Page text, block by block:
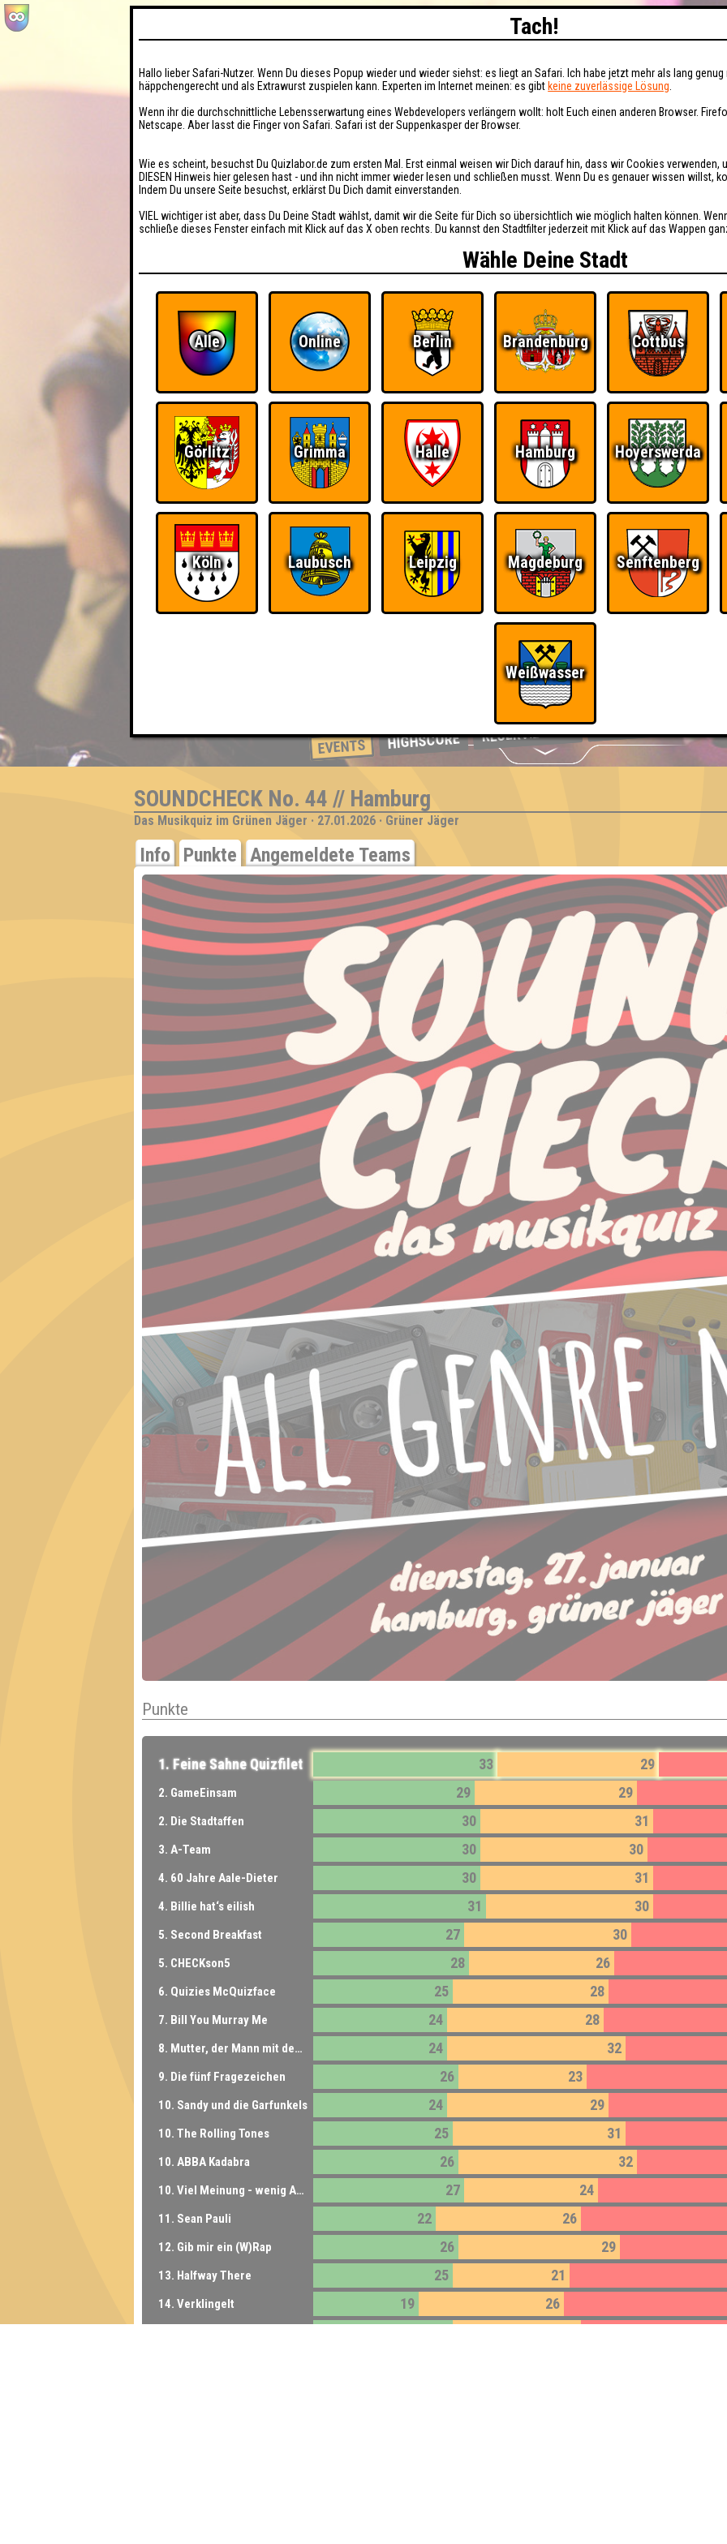
EVENTS HIGHSCORE RESERVIERUNG BUCHEN
SOUNDCHECK No. 44 // Hamburg
Das Musikquiz im Grünen Jäger · 27.01.2026 · Grüner Jäger
Info Punkte Angemeldete Teams
Punkte
1. Feine Sahne Quizfilet 33 29
2. GameEinsam 29 29
2. Die Stadtaffen 30 31
3. A-Team 30 30
4. 60 Jahre Aale-Dieter 30 31
4. Billie hat‘s eilish 31 30
5. Second Breakfast 27 30
5. CHECKson5 28 26
6. Quizies McQuizface 25 28
7. Bill You Murray Me 24 28
8. Mutter, der Mann mit dem Quiz ist da 24 32
9. Die fünf Fragezeichen 26 23
10. Sandy und die Garfunkels 24 29
10. The Rolling Tones 25 31
10. ABBA Kadabra 26 32
10. Viel Meinung - wenig Ahnung 27 24
11. Sean Pauli 22 26
12. Gib mir ein (W)Rap 26 29
13. Halfway There 25 21
14. Verklingelt 19 26
Tach!
Hallo lieber Safari-Nutzer. Wenn Du dieses Popup wieder und wieder siehst: es liegt an Safari. Ich habe jetzt mehr als lang
häppchengerecht und als Extrawurst zuspielen kann. Experten im Internet meinen: es gibt keine zuverlässige Lösung
Wenn ihr die durchschnittliche Lebensserwartung eines Webdevelopers verlängern wollt: holt Euch einen anderen Browser.
Netscape. Aber lasst die Finger von Safari. Safari ist der Suppenkasper der Browser.
Wie es scheint, besuchst Du Quizlabor.de zum ersten Mal. Erst einmal weisen wir Dich darauf hin, dass wir Cookies
DIESEN Hinweis hier gelesen hast - und ihn nicht immer wieder lesen und schließen musst. Wenn Du es genauer wissen willst,
Indem Du unsere Seite besuchst, erklärst Du Dich damit einverstanden.
VIEL wichtiger ist aber, dass Du Deine Stadt wählst, damit wir die Seite für Dich so übersichtlich wie möglich halten können.
schließe dieses Fenster einfach mit Klick auf das X oben rechts. Du kannst den Stadtfilter jederzeit mit Klick auf das Wappen
Wähle Deine Stadt
Alle Online Berlin Brandenburg Cottbus
Görlitz Grimma Halle Hamburg Hoyerswerda
Köln Laubusch Leipzig Magdeburg Senftenberg
Weißwasser